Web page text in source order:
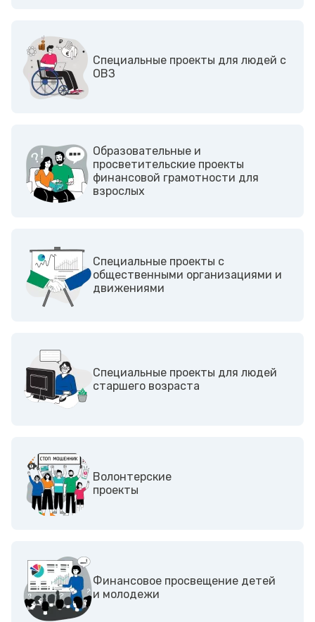
Cпециальные проекты для людей с
ОВЗ
Образовательные и
просветительские проекты
финансовой грамотности для
взрослых
Cпециальные проекты с
общественными организациями и
движениями
Специальные проекты для людей
старшего возраста
Волонтерские
проекты
Финансовое просвещение детей
и молодежи